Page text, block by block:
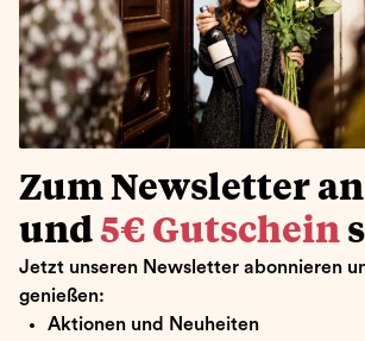
Zum Newsletter
und 5€ Gutschein
Jetzt unseren Newsletter abonnieren
genießen:
Aktionen und Neuheiten